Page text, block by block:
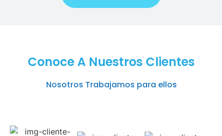
Conoce A Nuestros Clientes
Nosotros Trabajamos para ellos